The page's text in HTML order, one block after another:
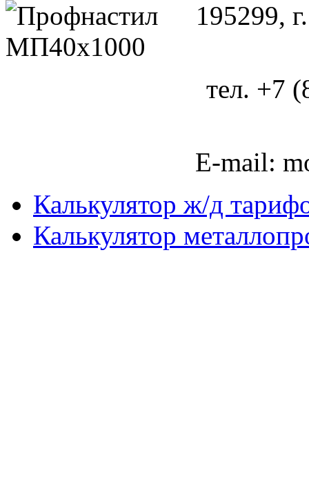
195299,
тел. +7
E-mail:
Калькулятор ж/д
Калькулятор